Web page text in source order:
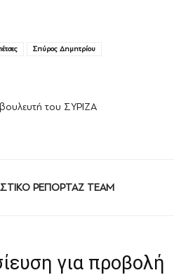
Σπύρος Δημητρίου
του ΣΥΡΙΖΑ
ΡΕΠΟΡΤΑΖ TEAM
για προβολή